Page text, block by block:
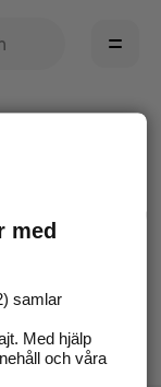
det.
försök igen
med
samlar
Med hjälp
och våra